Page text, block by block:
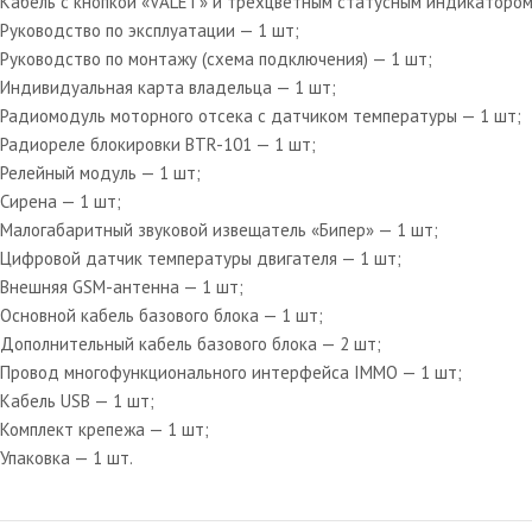
Руководство по эксплуатации — 1 шт;
Руководство по монтажу (схема подключения) — 1 шт;
Индивидуальная карта владельца — 1 шт;
Радиомодуль моторного отсека с датчиком температуры — 1 шт;
Радиореле блокировки BTR-101 — 1 шт;
Релейный модуль — 1 шт;
Сирена — 1 шт;
Малогабаритный звуковой извещатель «Бипер» — 1 шт;
Цифровой датчик температуры двигателя — 1 шт;
Внешняя GSM-антенна — 1 шт;
Основной кабель базового блока — 1 шт;
Дополнительный кабель базового блока — 2 шт;
Провод многофункционального интерфейса IMMO — 1 шт;
Кабель USB — 1 шт;
Комплект крепежа — 1 шт;
Упаковка — 1 шт.